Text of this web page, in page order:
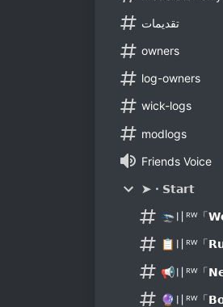
تقديمات
owners
log-owners
wick-logs
modlogs
Friends Voice
➤・𝗦𝘁𝗮𝗿𝘁